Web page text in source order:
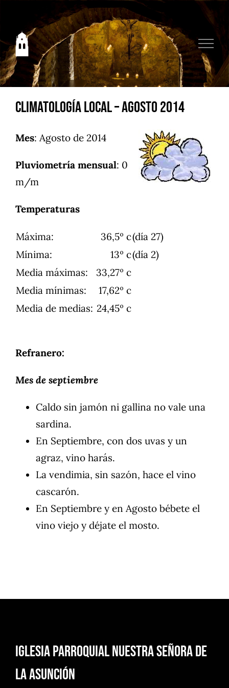
contenido
Climatología local – Agosto 2014
Mes: Agosto de 2014
Pluviometría mensual: 0
m/m
Temperaturas
Máxima: 36,5º c(día 27)
Mínima:
13º c(día 2)
Media máximas:
33,27º c
Media mínimas:
17,62º c
Media de medias: 24,45º c
Refranero:
Mes de septiembre
Caldo sin jamón ni gallina no vale una
sardina.
En Septiembre, con dos uvas y un
agraz, vino harás.
La vendimia, sin sazón, hace el vino
cascarón.
En Septiembre y en Agosto bébete el
vino viejo y déjate el mosto.
Iglesia Parroquial Nuestra Señora de
la Asunción